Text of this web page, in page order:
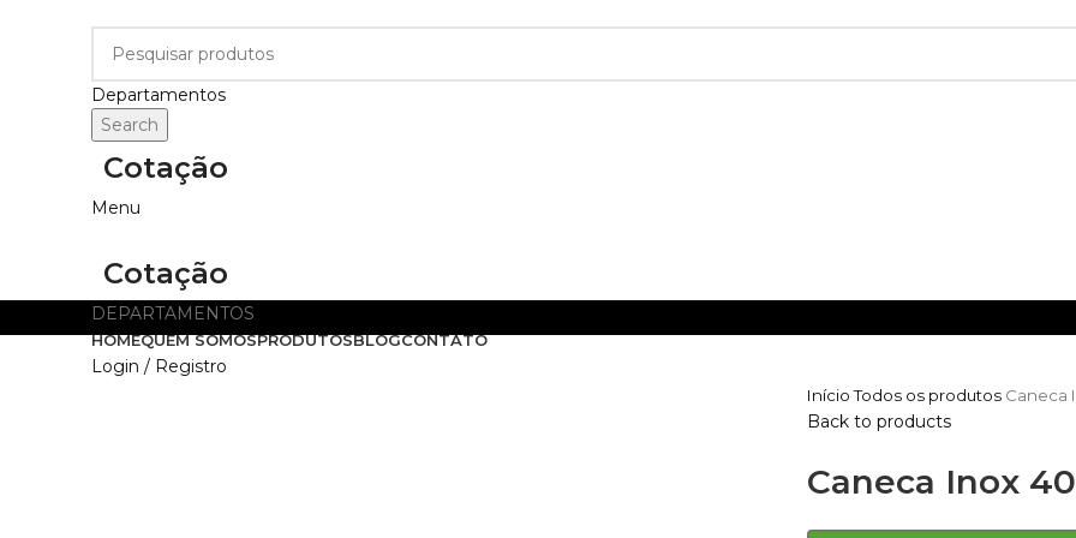
Departamentos
Search
Cotação
Menu
Cotação
DEPARTAMENTOS
HOMEQUEM SOMOSPRODUTOSBLOGCONTATO
Login / Registro
InícioTodos os produtos Caneca
Back to products
Caneca Inox